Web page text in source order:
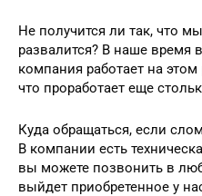
Не получится ли так, что
развалится? В наше время
компания работает на
что проработает еще
Куда обращаться, если
В компании есть
вы можете позвонить в
выйдет приобретенное у